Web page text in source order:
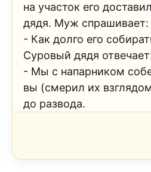
на участок его
дядя. Муж спрашивает:
- Как долго его
Суровый дядя
- Мы с напарником
вы (смерил их
до развода.